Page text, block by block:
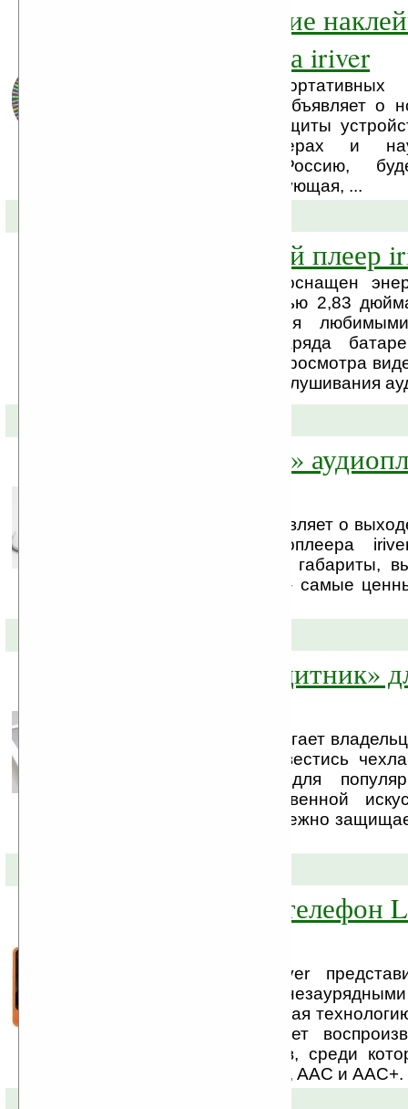
Голографические
защита качества iriver
Производитель
устройств – iriver – объявляет о
продукции уровне защиты
На всех mp3-плеерах и
поставляемых в Россию,
голограмма, гарантирующая, ...
Долгоиграющий плеер
Новый плеер iriver оснащен
дисплеем с диагональю 2,83
дольше наслаждаться
музыкой. Одного заряда
минимум на 6 часов просмотра
работы в режиме прослушивания
«Студенческий»
Компания iriver – объявляет о
рынок нового аудиоплеера
отличают компактные габариты,
звука и доступность – самые
Стильный «защитник»
Компания iriver предлагает
книг iriver Story обзавестись
устройства. Чехол для
выполнен из качественной
черного цвета, он надежно
Музыкальный телефон
LG Electronics и iriver
телефон LB4400 с
возможностями, включая
Mobile. Новинка может
число аудиоформатов, среди
OGG, WAV, APE, FLAC, AAC и AAC+.